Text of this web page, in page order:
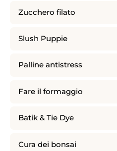
Zucchero filato
Slush Puppie
Palline antistress
Fare il formaggio
Batik & Tie Dye
Cura dei bonsai